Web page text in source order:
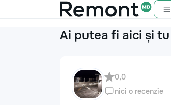
Ai putea fi aici și tu
0,0
nici o recenzie